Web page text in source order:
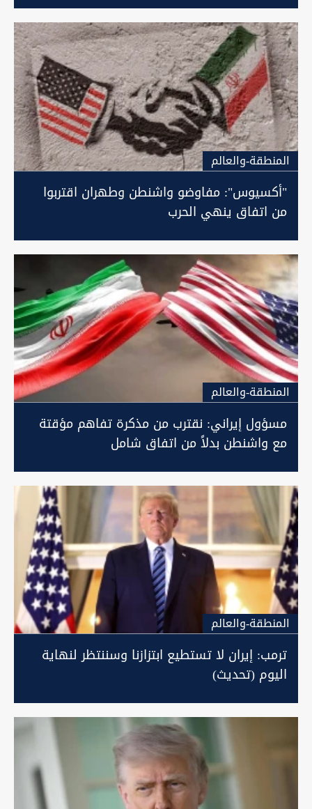
المنطقة-والعالم
"أكسيوس": مفاوضو واشنطن وطهران اقتربوا
من اتفاق ينهي الحرب
المنطقة-والعالم
مسؤول إيراني: نقترب من مذكرة تفاهم مؤقتة
مع واشنطن بدلاً من اتفاق شامل
المنطقة-والعالم
ترمب: إيران لا تستطيع ابتزازنا وسننتظر لنهاية
اليوم (تحديث)